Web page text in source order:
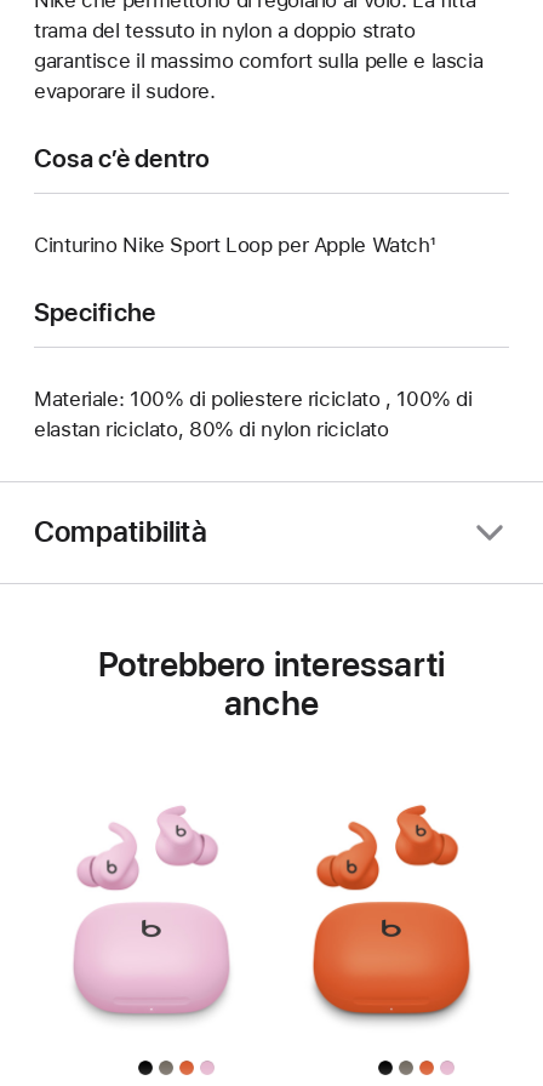
trama del tessuto in nylon a doppio strato
garantisce il massimo comfort sulla pelle e lascia
evaporare il sudore.
Cosa c’è dentro
Cinturino Nike Sport Loop per Apple Watch¹
Specifiche
Materiale: 100% di poliestere riciclato , 100% di
elastan riciclato, 80% di nylon riciclato
Compatibilità
Potrebbero interessarti
anche